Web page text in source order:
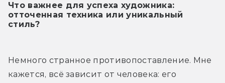
Что важнее для успеха художника:
отточенная техника или уникальный
стиль?
Немного странное противопоставление. Мне
кажется, всё зависит от человека: его